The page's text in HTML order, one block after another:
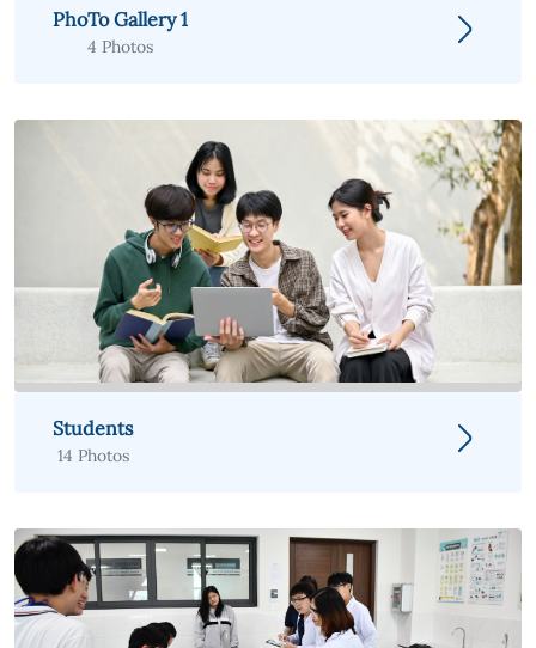
PhoTo Gallery 1
4 Photos
Students
14 Photos